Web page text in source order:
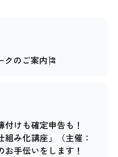
クのご案内🎏
けも確定申告も！
組み化講座」（主催：
手伝いをします！